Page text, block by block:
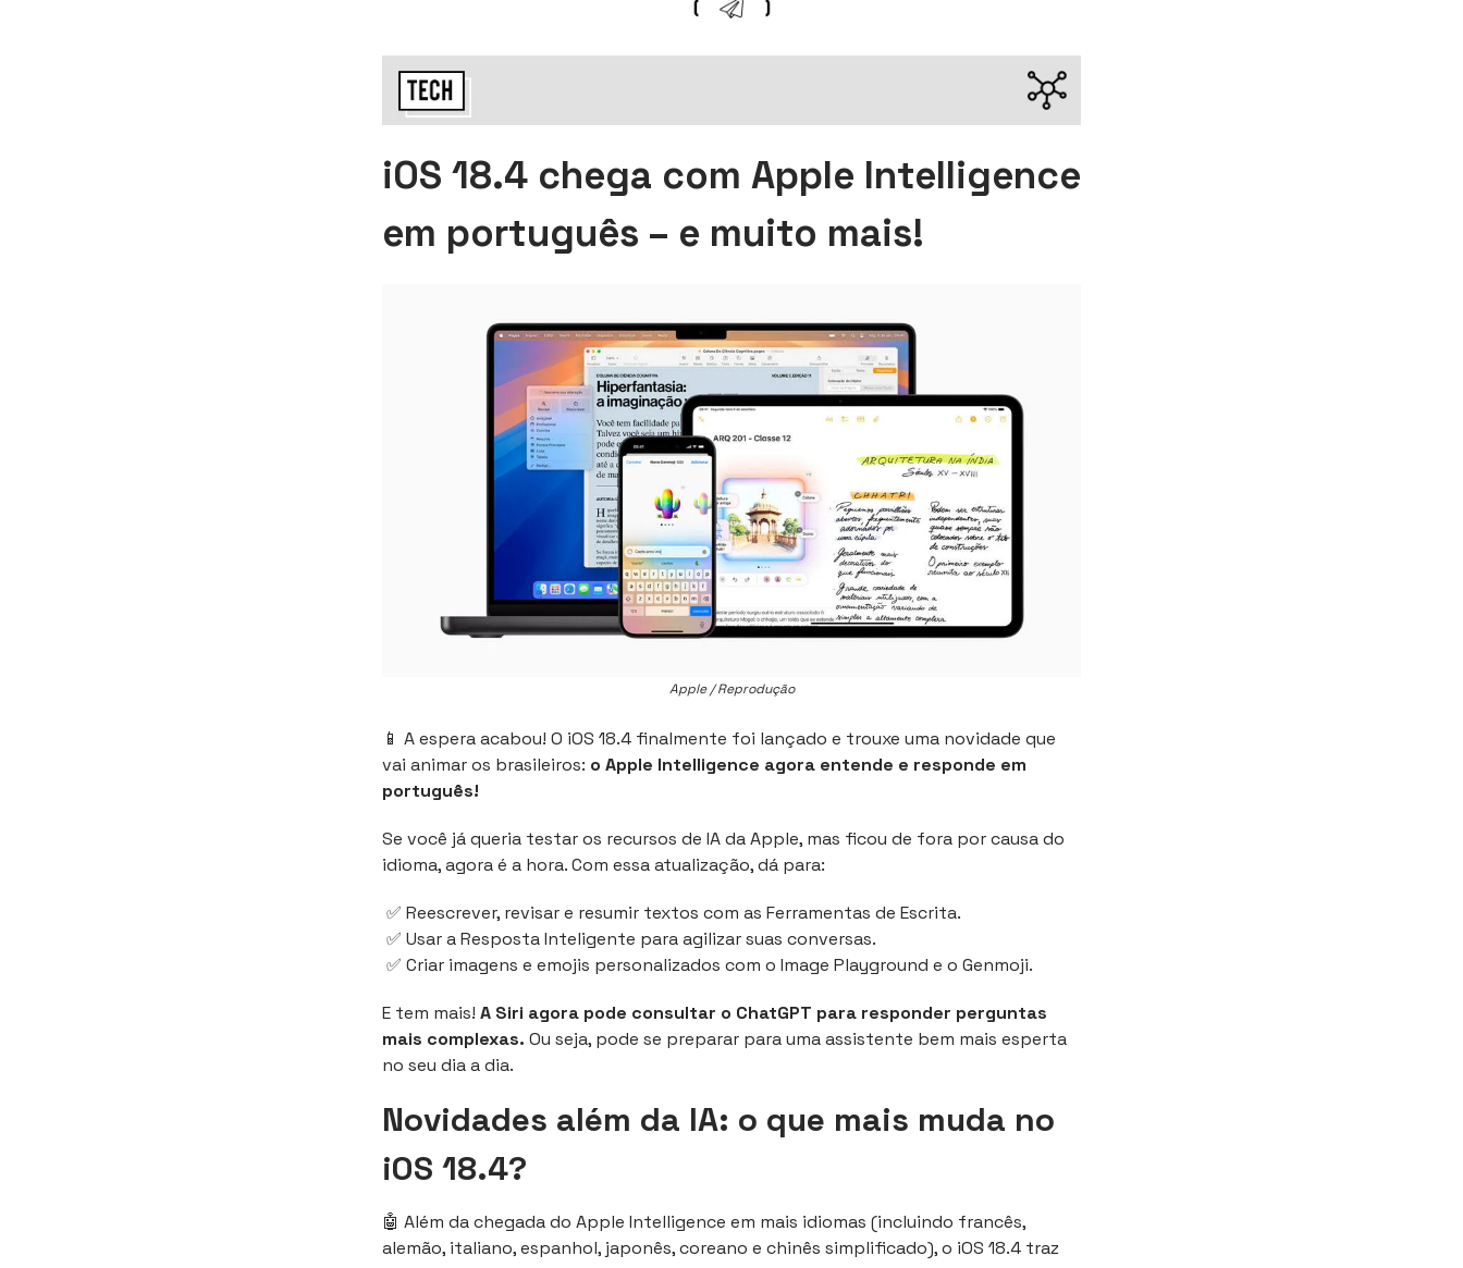
iOS 18.4 chega com Apple Intelligence
em português – e muito mais!
Apple / Reprodução
📱 A espera acabou! O iOS 18.4 finalmente foi lançado e trouxe uma novidade que
vai animar os brasileiros: o Apple Intelligence agora entende e responde em
português!
Se você já queria testar os recursos de IA da Apple, mas ficou de fora por causa do
idioma, agora é a hora. Com essa atualização, dá para:
✅ Reescrever, revisar e resumir textos com as Ferramentas de Escrita.
✅ Usar a Resposta Inteligente para agilizar suas conversas.
✅ Criar imagens e emojis personalizados com o Image Playground e o Genmoji.
E tem mais! A Siri agora pode consultar o ChatGPT para responder perguntas
mais complexas. Ou seja, pode se preparar para uma assistente bem mais esperta
no seu dia a dia.
Novidades além da IA: o que mais muda no
iOS 18.4?
🤖 Além da chegada do Apple Intelligence em mais idiomas (incluindo francês,
alemão, italiano, espanhol, japonês, coreano e chinês simplificado), o iOS 18.4 traz